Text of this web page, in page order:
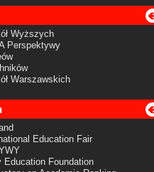
Wyższych
Perspektywy
Warszawskich
Education Fair
Education Foundation